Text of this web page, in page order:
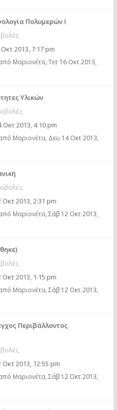
Πολυμερών I
2013, 7:17 pm
Μαριονέτα, Τετ 16 Οκτ 2013,
Υλικών
Οκτ 2013, 4:10 pm
Μαριονέτα, Δευ 14 Οκτ 2013,
Οκτ 2013, 2:31 pm
Μαριονέτα, Σάβ 12 Οκτ 2013,
Οκτ 2013, 1:15 pm
Μαριονέτα, Σάβ 12 Οκτ 2013,
Περιβάλλοντος
Οκτ 2013, 12:55 pm
Μαριονέτα, Σάβ 12 Οκτ 2013,